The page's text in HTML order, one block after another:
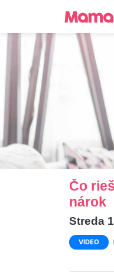
Čo
nárok
Streda
VIDEO